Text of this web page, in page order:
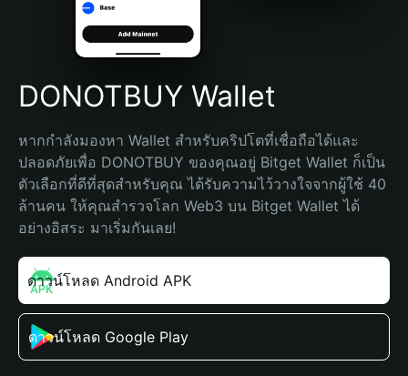
Português (Brasil)
Español (Argentina)
DONOTBUY Wallet
หากกำลังมองหา Wallet สำหรับคริปโตที่เชื่อถือได้และ
ปลอดภัยเพื่อ DONOTBUY ของคุณอยู่ Bitget Wallet ก็เป็น
ตัวเลือกที่ดีที่สุดสำหรับคุณ ได้รับความไว้วางใจจากผู้ใช้ 40
ล้านคน ให้คุณสำรวจโลก Web3 บน Bitget Wallet ได้
อย่างอิสระ มาเริ่มกันเลย!
ดาวน์โหลด Android APK
ดาวน์โหลด Google Play